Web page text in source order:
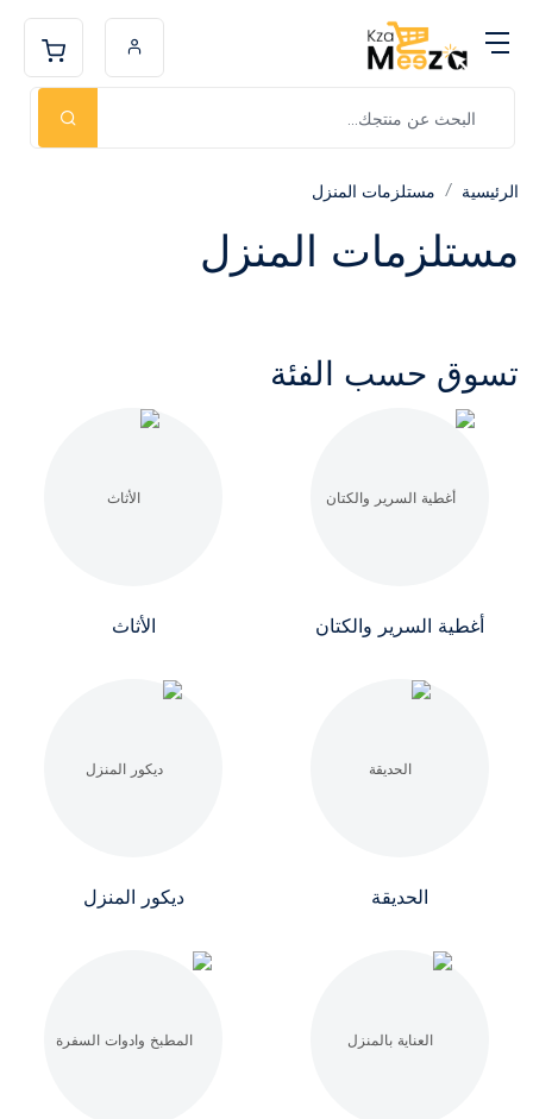
الرئيسية مستلزمات المنزل
مستلزمات المنزل
تسوق حسب الفئة
أغطية السرير والكتان الأثاث
الحديقة ديكور المنزل